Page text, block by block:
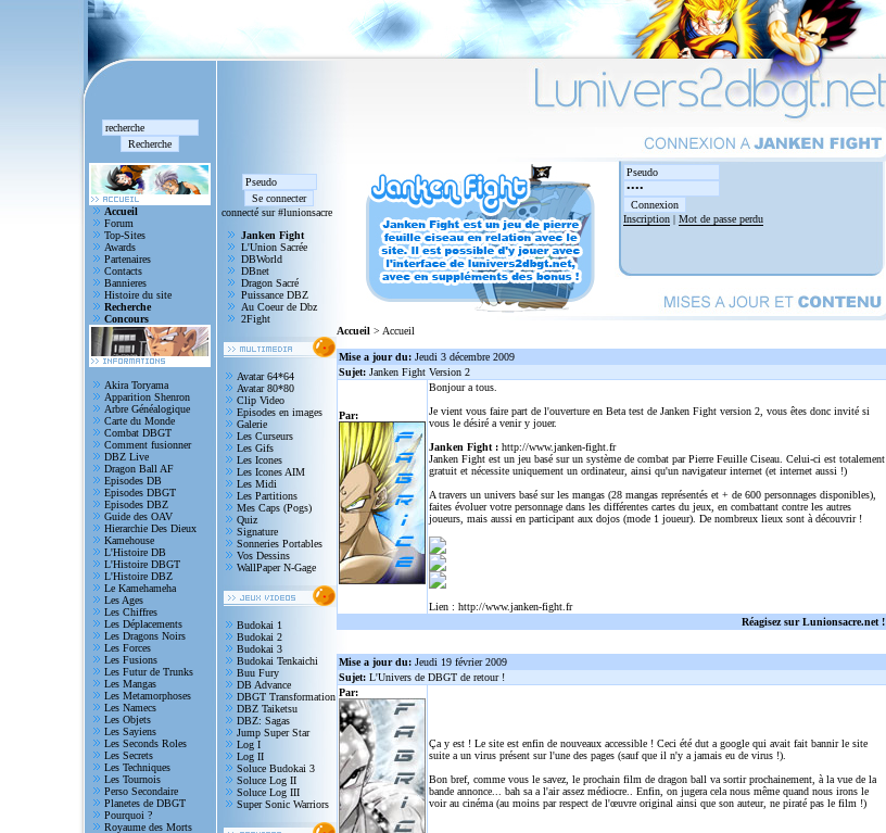
Accueil
Forum
Top-Sites
Awards
Partenaires
Contacts
Bannieres
Histoire du site
Recherche
Concours
connecté sur #lunionsacre
Janken Fight
L'Union Sacrée
DBWorld
DBnet
Dragon Sacré
Puissance DBZ
Au Coeur de Dbz
2Fight
Inscription | Mot de passe perdu
Akira Toryama
Apparition Shenron
Arbre Généalogique
Carte du Monde
Combat DBGT
Comment fusionner
DBZ Live
Dragon Ball AF
Episodes DB
Episodes DBGT
Episodes DBZ
Guide des OAV
Hierarchie Des Dieux
Kamehouse
L'Histoire DB
L'Histoire DBGT
L'Histoire DBZ
Le Kamehameha
Les Ages
Les Chiffres
Les Déplacements
Les Dragons Noirs
Les Forces
Les Fusions
Les Futur de Trunks
Les Mangas
Les Metamorphoses
Les Namecs
Les Objets
Les Sayiens
Les Seconds Roles
Les Secrets
Les Techniques
Les Tournois
Perso Secondaire
Planetes de DBGT
Pourquoi ?
Royaume des Morts
Avatar 64*64
Avatar 80*80
Clip Video
Episodes en images
Galerie
Les Curseurs
Les Gifs
Les Icones
Les Icones AIM
Les Midi
Les Partitions
Mes Caps (Pogs)
Quiz
Signature
Sonneries Portables
Vos Dessins
WallPaper N-Gage
Budokai 1
Budokai 2
Budokai 3
Budokai Tenkaichi
Buu Fury
DB Advance
DBGT Transformation
DBZ Taiketsu
DBZ: Sagas
Jump Super Star
Log I
Log II
Soluce Budokai 3
Soluce Log II
Soluce Log III
Super Sonic Warriors
Accueil > Accueil
Mise a jour du: Jeudi 3 décembre 2009
Sujet: Janken Fight Version 2
Par:
Bonjour a tous.
Je vient vous faire part de l'ouverture en Beta test de Janken Fight version 2, vous êtes donc invité si
vous le désiré a venir y jouer.
Janken Fight : http://www.janken-fight.fr
Janken Fight est un jeu basé sur un système de combat par Pierre Feuille Ciseau. Celui-ci est totalement
gratuit et nécessite uniquement un ordinateur, ainsi qu'un navigateur internet (et internet aussi !)
A travers un univers basé sur les mangas (28 mangas représentés et + de 600 personnages disponibles),
faites évoluer votre personnage dans les différentes cartes du jeux, en combattant contre les autres
joueurs, mais aussi en participant aux dojos (mode 1 joueur). De nombreux lieux sont à découvrir !
Lien : http://www.janken-fight.fr
Réagisez sur Lunionsacre.net !
Mise a jour du: Jeudi 19 février 2009
Sujet: L'Univers de DBGT de retour !
Par:
Ça y est ! Le site est enfin de nouveaux accessible ! Ceci été dut a google qui avait fait bannir le site
suite a un virus présent sur l'une des pages (sauf que il n'y a jamais eu de virus !).
Bon bref, comme vous le savez, le prochain film de dragon ball va sortir prochainement, à la vue de la
bande annonce... bah sa a l'air assez médiocre.. Enfin, on jugera cela nous même quand nous irons le
voir au cinéma (au moins par respect de l'œuvre original ainsi que son auteur, ne piraté pas le film !)